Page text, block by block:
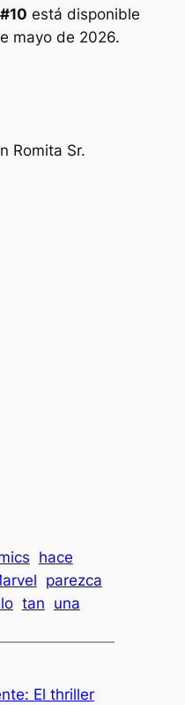
#10 está disponible
mayo de 2026.
Romita Sr.
hace
parezca
tan una
El thriller